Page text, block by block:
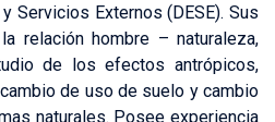
Servicios Externos (DESE). Sus
relación hombre – naturaleza,
de los efectos antrópicos,
de uso de suelo y cambio
naturales. Posee experiencia